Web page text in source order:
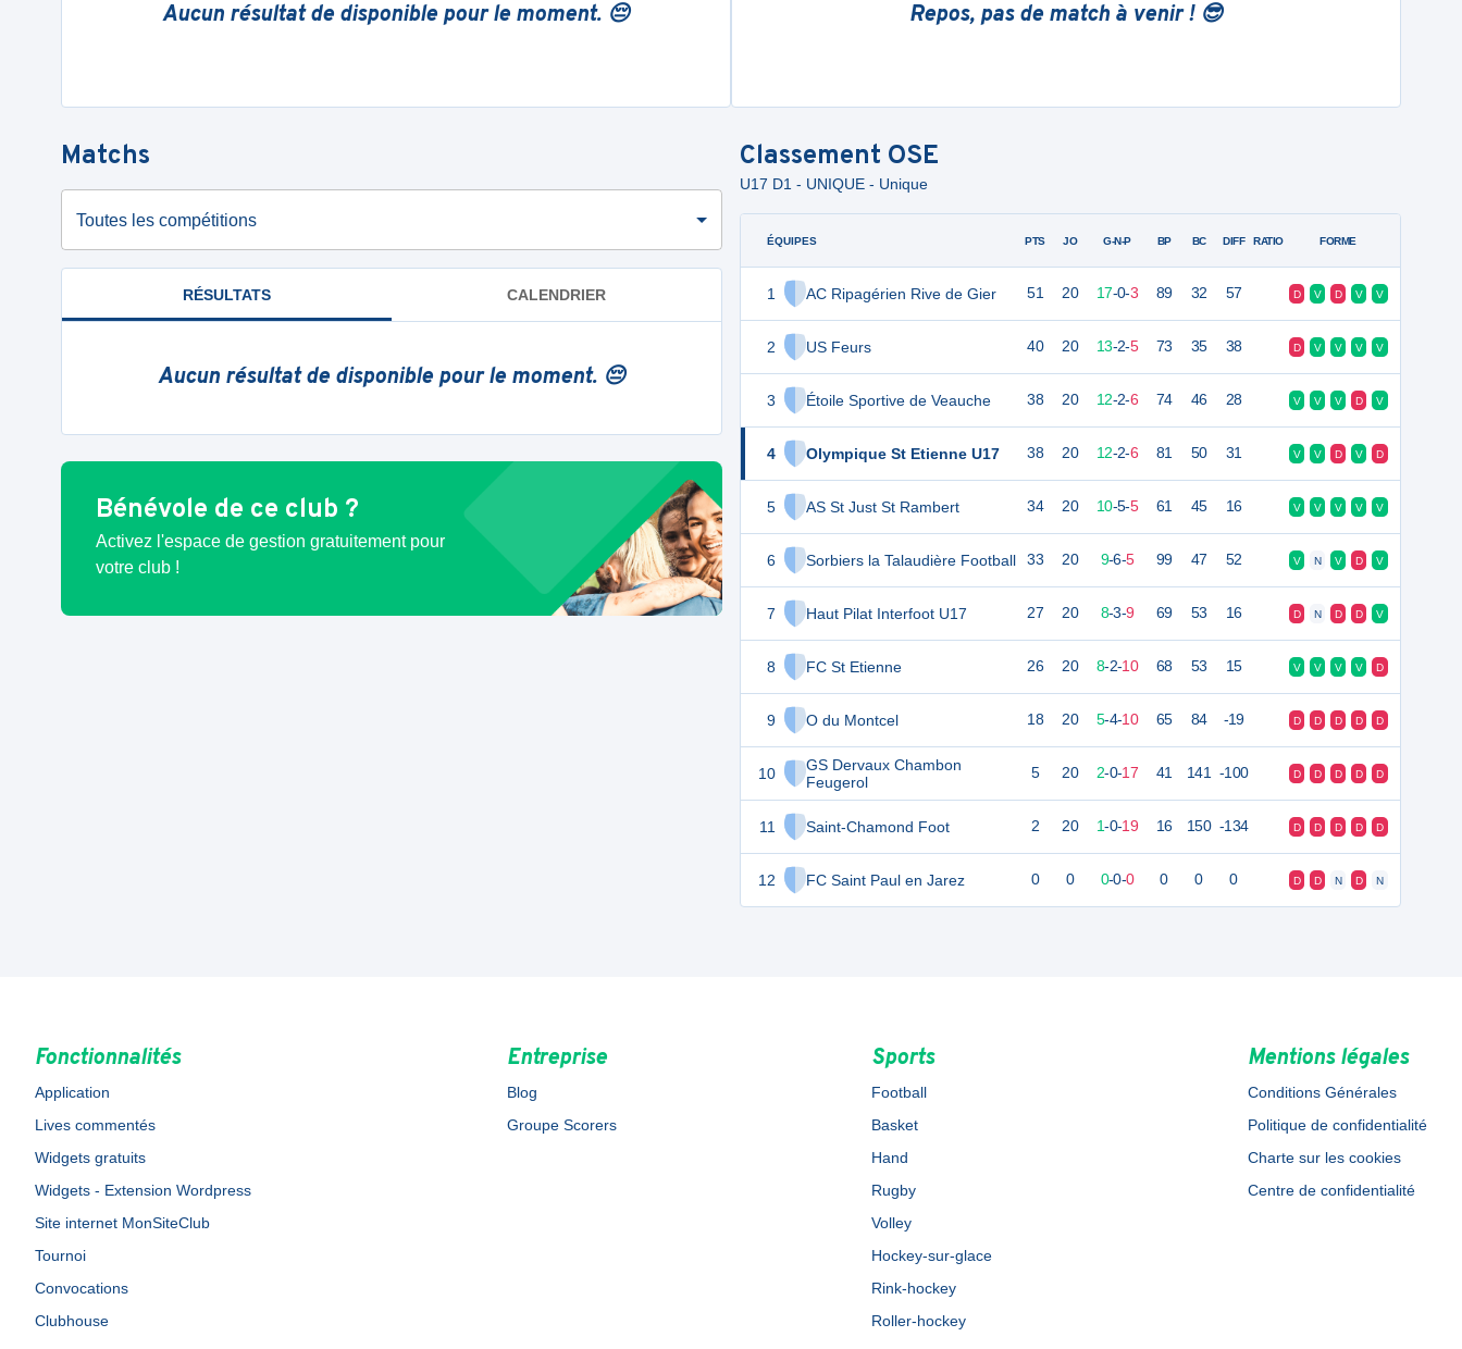
Aucun résultat de disponible pour le moment. 😔 Repos, pas de match à venir ! 😎
Matchs
Toutes les compétitions
RÉSULTATS CALENDRIER
Aucun résultat de disponible pour le moment. 😔
Bénévole de ce club ?
Activez l'espace de gestion gratuitement pour
votre club !
Classement OSE
U17 D1 - UNIQUE - Unique
ÉQUIPES
1 AC Ripagérien Rive de Gier
2 US Feurs
3 Étoile Sportive de Veauche
4 Olympique St Etienne U17
5 AS St Just St Rambert
6 Sorbiers la Talaudière Football
7 Haut Pilat Interfoot U17
8 FC St Etienne
9 O du Montcel
10
GS Dervaux Chambon
Feugerol
11 Saint-Chamond Foot
12 FC Saint Paul en Jarez
PTS JO G-N-P BP BC DIFF RATIO FORME
51 20 17-0-3 89 32 57 D V D V V
40 20 13-2-5 73 35 38 D V V V V
38 20 12-2-6 74 46 28 V V V D V
38 20 12-2-6 81 50 31 V V D V D
34 20 10-5-5 61 45 16 V V V V V
33 20 9-6-5 99 47 52 V N V D V
27 20 8-3-9 69 53 16 D N D D V
26 20 8-2-10 68 53 15 V V V V D
18 20 5-4-10 65 84 -19 D D D D D
5 20 2-0-17 41 141 -100 D D D D D
2 20 1-0-19 16 150 -134 D D D D D
0 0 0-0-0 0 0 0 D D N D N
Fonctionnalités
Application
Lives commentés
Widgets gratuits
Widgets - Extension Wordpress
Site internet MonSiteClub
Tournoi
Convocations
Clubhouse
Entreprise
Blog
Groupe Scorers
Sports
Football
Basket
Hand
Rugby
Volley
Hockey-sur-glace
Rink-hockey
Roller-hockey
Mentions légales
Conditions Générales
Politique de confidentialité
Charte sur les cookies
Centre de confidentialité